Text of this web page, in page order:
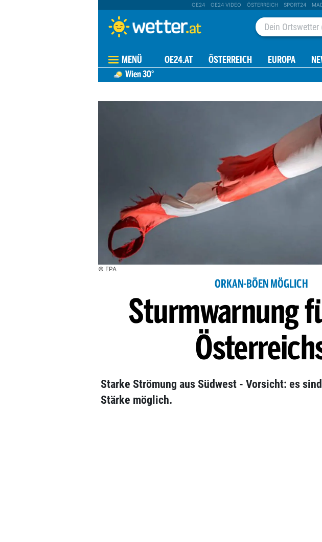
OE24 OE24 VIDEO ÖSTERREICH SPORT24
MENÜ OE24.AT ÖSTERREICH EUROPA
Wien30°
© EPA
ORKAN-BÖEN MÖGLICH
Sturmwarnung
Starke Strömung aus Südwest - Vorsicht: es
Stärke möglich.